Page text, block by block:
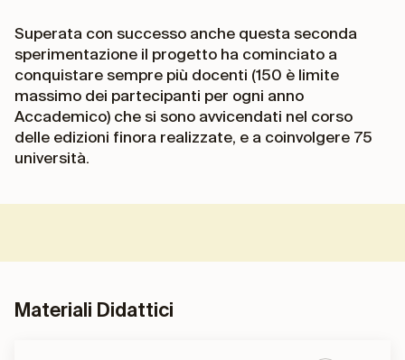
Superata con successo anche questa seconda
sperimentazione il progetto ha cominciato a
conquistare sempre più docenti (150 è limite
massimo dei partecipanti per ogni anno
Accademico) che si sono avvicendati nel corso
delle edizioni finora realizzate, e a coinvolgere 75
università.
Materiali Didattici